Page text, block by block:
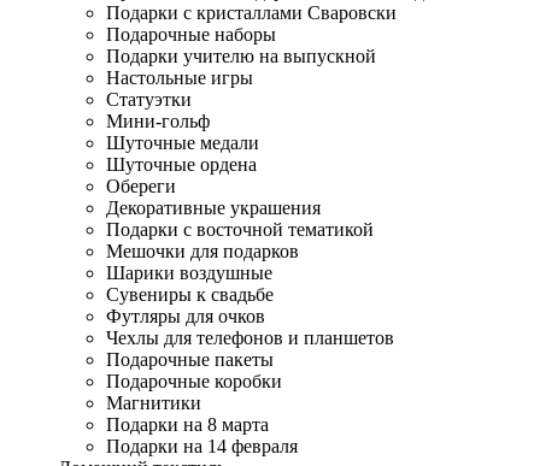
Подарки с кристаллами Сваровски
Подарочные наборы
Подарки учителю на выпускной
Настольные игры
Статуэтки
Мини-гольф
Шуточные медали
Шуточные ордена
Обереги
Декоративные украшения
Подарки с восточной тематикой
Мешочки для подарков
Шарики воздушные
Сувениры к свадьбе
Футляры для очков
Чехлы для телефонов и планшетов
Подарочные пакеты
Подарочные коробки
Магнитики
Подарки на 8 марта
Подарки на 14 февраля